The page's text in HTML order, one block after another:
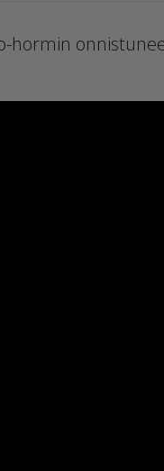
hormin